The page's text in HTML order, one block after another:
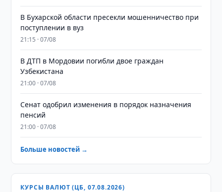
В Бухарской области пресекли мошенничество при
поступлении в вуз
21:15 · 07/08
В ДТП в Мордовии погибли двое граждан
Узбекистана
21:00 · 07/08
Сенат одобрил изменения в порядок назначения
пенсий
21:00 · 07/08
Больше новостей →
КУРСЫ ВАЛЮТ (ЦБ, 07.08.2026)